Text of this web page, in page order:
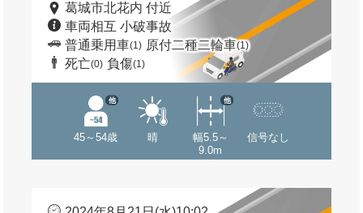
葛城市北花内 付近
車両相互 小破事故
普通乗用車(1) 原付二種二輪車(1)
死亡(0) 負傷(1)
45～54歳
他
晴
幅5.5～
9.0m
他
信号なし